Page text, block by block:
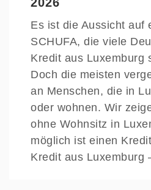
Es ist die Aussicht auf
SCHUFA, die viele
Kredit aus Luxemburg
Doch die meisten
an Menschen, die in
oder wohnen. Wir
ohne Wohnsitz in
möglich ist einen
Kredit aus Luxemburg